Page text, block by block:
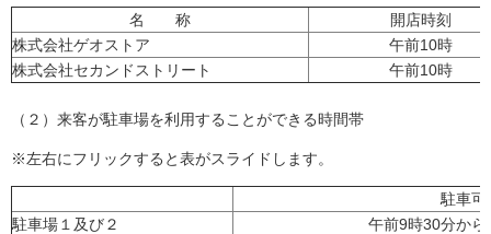
名 称
開店時刻
株式会社ゲオストア
午前10時
株式会社セカンドストリート
午前10時
（２）来客が駐車場を利用することができる時間帯
※左右にフリックすると表がスライドします。
駐車可
駐車場１及び２
午前9時30分か